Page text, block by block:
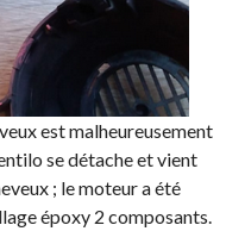
est malheureusement
se détache et vient
; le moteur a été
époxy 2 composants.